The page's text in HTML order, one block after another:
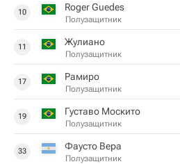
10 Roger Guedes
Полузащитник
11 Жулиано
Полузащитник
17 Рамиро
Полузащитник
19 Густаво Москито
Полузащитник
33 Фаусто Вера
Полузащитник